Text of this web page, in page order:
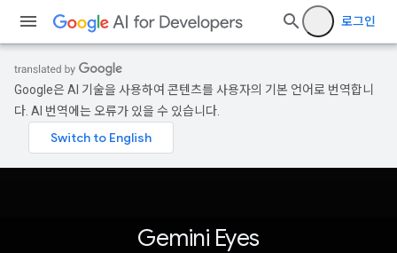
로그인
Google은 AI 기술을 사용하여 콘텐츠를 사용자의 기본 언어로 번역합니
다. AI 번역에는 오류가 있을 수 있습니다.
Gemini Eyes